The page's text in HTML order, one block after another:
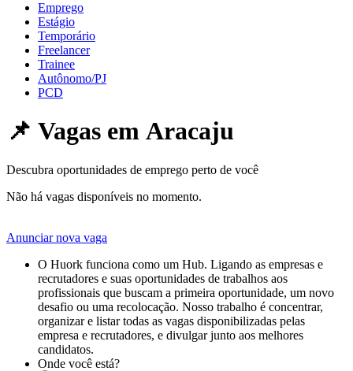
Emprego
Estágio
Temporário
Freelancer
Trainee
Autônomo/PJ
PCD
📌 Vagas em Aracaju
Descubra oportunidades de emprego perto de você
Não há vagas disponíveis no momento.
Anunciar nova vaga
O Huork funciona como um Hub. Ligando as empresas e
recrutadores e suas oportunidades de trabalhos aos
profissionais que buscam a primeira oportunidade, um novo
desafio ou uma recolocação. Nosso trabalho é concentrar,
organizar e listar todas as vagas disponibilizadas pelas
empresa e recrutadores, e divulgar junto aos melhores
candidatos.
Onde você está?